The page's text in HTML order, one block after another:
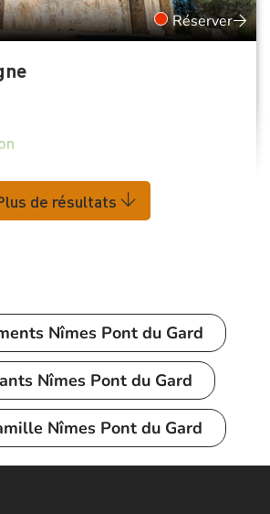
Réserver
de résultats
Nîmes Pont du Gard
Nîmes Pont du Gard
Nîmes Pont du Gard